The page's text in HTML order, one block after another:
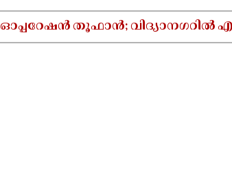
ഓപ്പറേഷൻ തൂഫാൻ; വിദ്യാനഗറിൽ